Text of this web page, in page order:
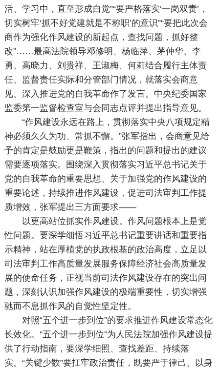
活、学习中，直至形成自觉”“要严格落实‘一岗双责’，
切实树牢‘抓不好党建就是不称职’的意识”“要把此次会
商作为强化作风建设的新起点，查找问题，抓好整
改”……最高法院领导邓修明、杨临萍、茅仲华、李
勇、高晓力、刘贵祥、王淑梅、何莉结合履行主体责
任、监督责任实际和分管部门情况，就落实会商意
见、深入推进党的自我革命作了发言。中央纪委国家
监委第一监督检查室与会同志点评并提出指导意见。
“作风建设永远在路上，贯彻落实中央八项规定精
神必须久久为功、常抓不懈。”张军指出，会商意见给
予的肯定是鼓励更是鞭策，指出的问题和提出的建议
需要逐项落实。围绕深入贯彻落实习近平总书记关于
党的自我革命的重要思想、关于加强党的作风建设的
重要论述，持续推进作风建设，促进司法审判工作提
质增效，张军提出三方面要求——
以更高站位抓实作风建设。作风问题根本上是党
性问题。要深学细悟习近平总书记重要讲话和重要指
示精神，站在厚植党的执政根基的政治高度，立足以
司法审判工作高质量发展服务保障经济社会高质量发
展的使命任务，正视当前司法作风建设存在的突出问
题，深刻认识加强作风建设的极端重要性，切实增强
驰而不息抓作风的自觉性坚定性。
对照“五个进一步到位”的要求推进作风建设常态化
长效化。“五个进一步到位”为人民法院加强作风建设提
供了行动指南，要深学细照、查找差距、持续落
实。“关键少数”要扛牢政治责任，既要严于律己、以身